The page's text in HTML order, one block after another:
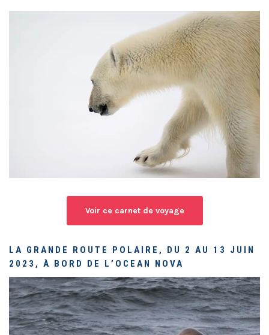
Voir ce carnet de voyage
LA GRANDE ROUTE POLAIRE, DU 2 AU 13 JUIN
2023, À BORD DE L’OCEAN NOVA